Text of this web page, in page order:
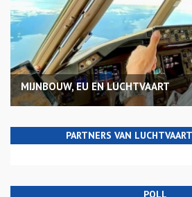
MIJNBOUW, EU EN LUCHTVAART
PARTNERS VAN
POLL